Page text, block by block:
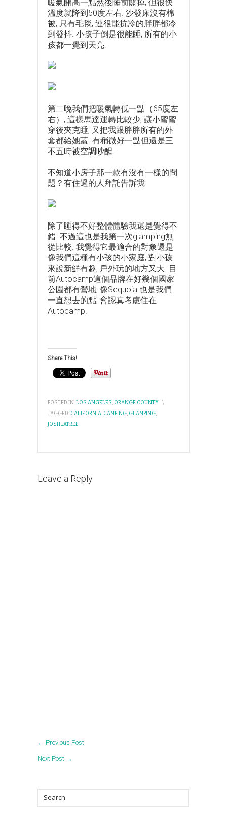
暖氣開高一點然後睡前關掉, 但很快
溫度就降到50度左右. 沙發床沒有棉
被, 只有毛毯, 連很能抗冷的胖胖都冷
到發抖. 小孩子倒是很能睡, 所有的小
孩都一覺到天亮.
第二晚我們把暖氣轉低一點（65度左
右）, 這樣馬達運轉比較少, 讓小蜜蜜
穿後夾克睡, 又把我跟胖胖所有的外
套都給她蓋. 有稍微好一點但還是三
不五時被空調吵醒.
不知道小房子那一款有沒有一樣的問
題？有住過的人拜託告訴我
除了睡得不好整體體驗我還是覺得不
錯. 不過這也是我第一次glamping無
從比較. 我覺得它最適合的對象還是
像我們這種有小孩的小家庭, 對小孩
來說新鮮有趣, 戶外玩的地方又大. 目
前Autocamp這個品牌在好幾個國家
公園都有營地, 像Sequoia 也是我們
一直想去的點, 會認真考慮住在
Autocamp.
Share This!
POSTED IN:LOS ANGELES, ORANGE COUNTY
\
TAGGED: CALIFORNIA, CAMPING, GLAMPING,
JOSHUATREE
Leave a Reply
← Previous Post
Next Post →